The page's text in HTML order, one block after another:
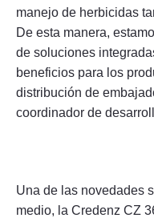
manejo de herbicidas
De esta manera,
de soluciones
beneficios para los
distribución de
coordinador de
Una de las novedades
medio, la Credenz CZ